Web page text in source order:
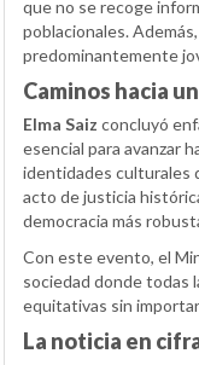
que no se recoge
poblacionales.
predominantemente
Caminos hacia
Elma Saiz concluyó
esencial para avanzar
identidades culturales
acto de justicia
democracia más
Con este evento, el
sociedad donde todas
equitativas sin
La noticia en